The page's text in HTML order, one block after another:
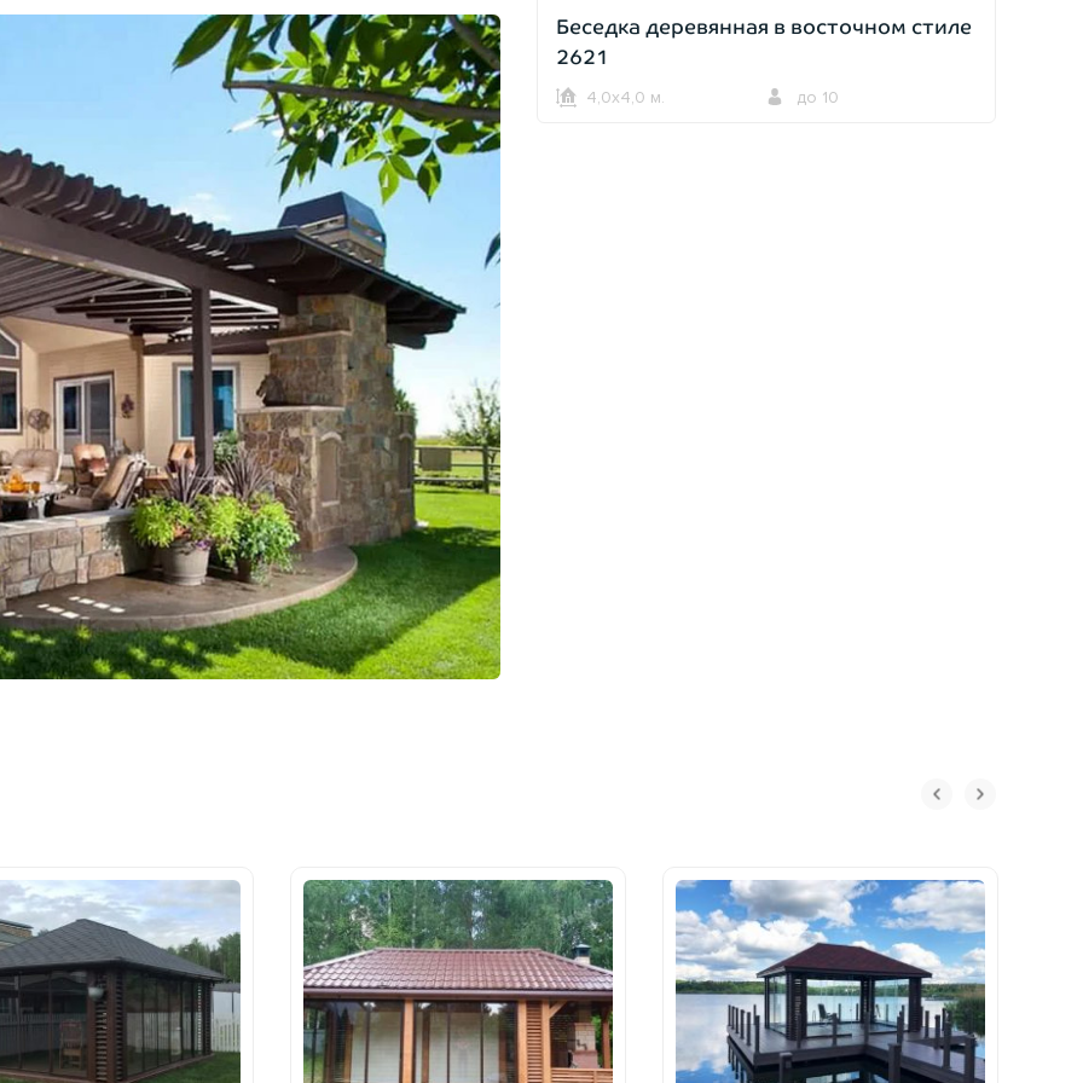
Беседка деревянная в восточном стиле
2621
4,0х4,0 м. до 10